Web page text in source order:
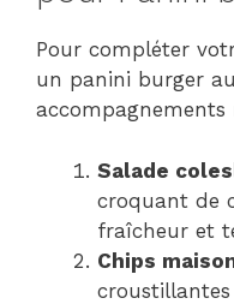
Pour compléter
un panini burger
accompagnements
Salade
croquant de
fraîcheur et
Chips